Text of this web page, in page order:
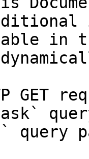
in
GET
query